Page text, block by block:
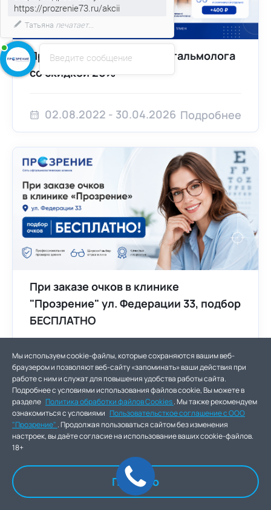
Приём детского врача-офтальмолога
со скидкой 20%
02.08.2022 - 30.04.2026 Подробнее
При заказе очков в клинике
"Прозрение" ул. Федерации 33, подбор
БЕСПЛАТНО
02.03.2023 - 31.05.2026 Подробнее
Мы используем cookie-файлы, которые сохраняются вашим веб-
браузером и позволяют веб-сайту «запоминать» ваши действия при
работе с ним и служат для повышения удобства работы сайта.
Подробнее с условиями использования файлов cookie, Вы можете в
разделе Политика обработки файлов Cookies. Мы также рекомендуем
ознакомиться с условиями Пользовательсткое соглашение с ООО
"Прозрение" . Продолжая пользоваться сайтом без изменения
настроек, вы даёте согласие на использование ваших cookie-файлов.
18+
Понятно
Введите сообщение
Если вас что-то заинтересовало
напишите мне!)